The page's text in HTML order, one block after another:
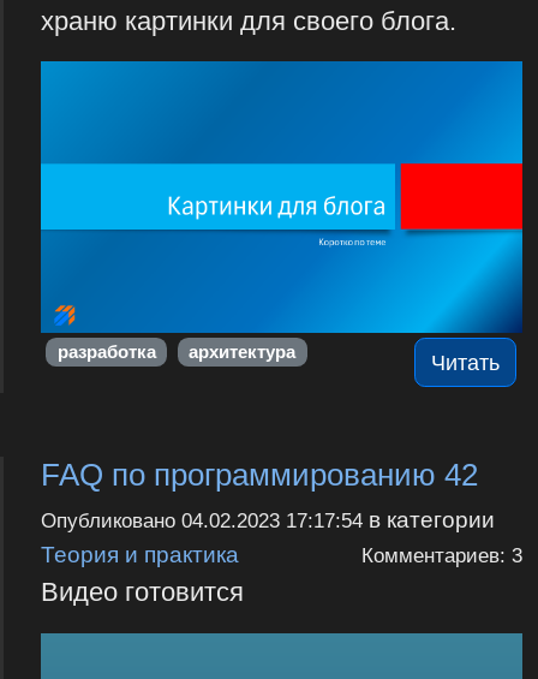
храню картинки для своего блога.
Читать
разработка архитектура
FAQ по программированию 42
Опубликовано 04.02.2023 17:17:54в категории
Теория и практика
Комментариев: 3
Видео готовится